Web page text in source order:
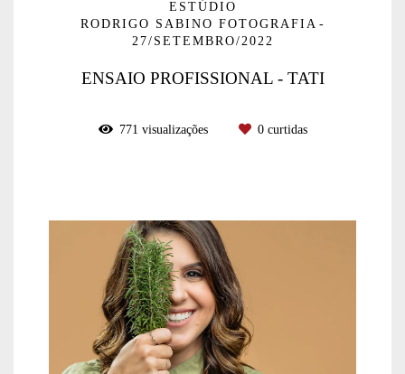
ESTÚDIO
RODRIGO SABINO FOTOGRAFIA
27/SETEMBRO/2022
ENSAIO PROFISSIONAL - TATI
771 visualizações 0curtidas